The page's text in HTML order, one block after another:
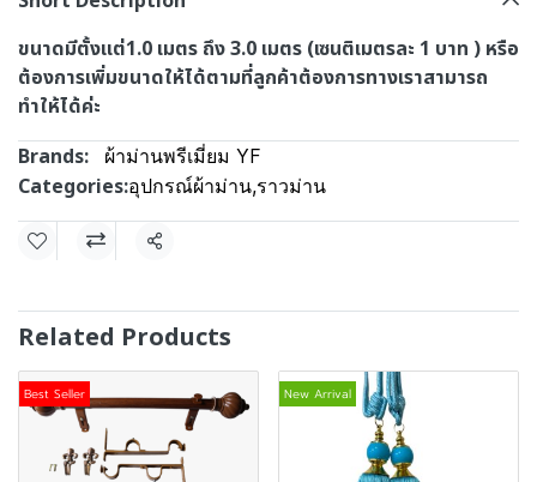
ขนาดมีตั้งแต่1.0 เมตร ถึง 3.0 เมตร (เซนติเมตรละ 1 บาท ) หรือ
ต้องการเพิ่มขนาดให้ได้ตามที่ลูกค้าต้องการทางเราสามารถ
ทำให้ได้ค่ะ
Brands:
ผ้าม่านพรีเมี่ยม YF
Categories:อุปกรณ์ผ้าม่าน,ราวม่าน
Share
Related Products
Best Seller New Arrival